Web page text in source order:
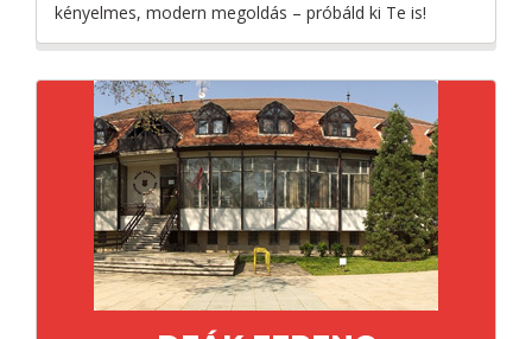
kényelmes, modern megoldás – próbáld ki Te is!